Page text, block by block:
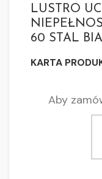
LUSTRO
60 STAL
KARTA
Aby